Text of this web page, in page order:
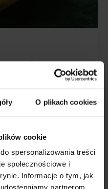
O plikach cookies
cookie
spersonalizowania treści
społecznościowe i
Informacje o tym, jak
partnerom
antioxiderende
van het hart